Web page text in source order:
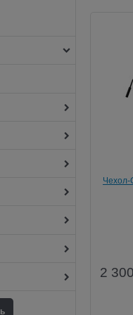
Чехол-
2 300